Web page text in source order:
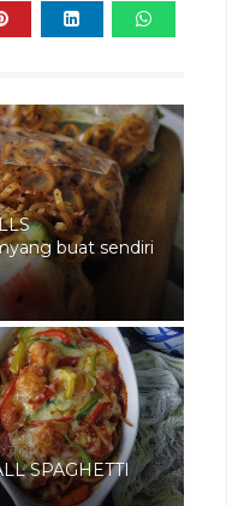
buat sendiri
SPAGHETTI